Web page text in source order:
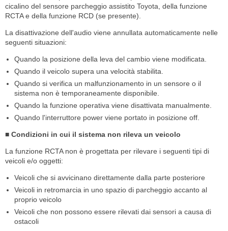
cicalino del sensore parcheggio assistito Toyota, della funzione
RCTA e della funzione RCD (se presente).
La disattivazione dell'audio viene annullata automaticamente nelle
seguenti situazioni:
Quando la posizione della leva del cambio viene modificata.
Quando il veicolo supera una velocità stabilita.
Quando si verifica un malfunzionamento in un sensore o il
sistema non è temporaneamente disponibile.
Quando la funzione operativa viene disattivata manualmente.
Quando l'interruttore power viene portato in posizione off.
■ Condizioni in cui il sistema non rileva un veicolo
La funzione RCTA non è progettata per rilevare i seguenti tipi di
veicoli e/o oggetti:
Veicoli che si avvicinano direttamente dalla parte posteriore
Veicoli in retromarcia in uno spazio di parcheggio accanto al
proprio veicolo
Veicoli che non possono essere rilevati dai sensori a causa di
ostacoli